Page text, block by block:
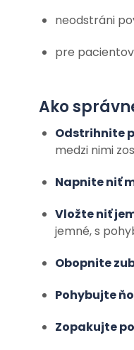
neodstráni
pre
Ako
Odstrihnite
medzi nimi
Napnite niť
Vložte niť
jemné, s
Obopnite
Pohybujte
Zopakujte